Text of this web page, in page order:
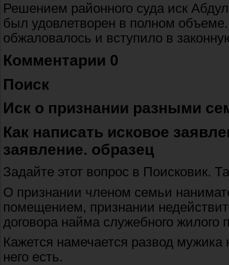
Решением районного суда иск
был удовлетворен в полном
обжаловалось и вступило в
Комментарии 0
Поиск
Иск о признании разными
Как написать исковое
заявление. образец
Задайте этот вопрос в Поисковик.
О признании членом семьи
помещением, признании
договора найма служебного
Кажется намечается развод мужика
него есть.